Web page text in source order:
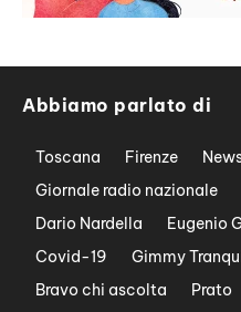
Abbiamo parlato di
Toscana Firenze
Giornale radio nazionale
Dario Nardella
Eugenio
Covid-19
Gimmy
Bravo chi ascolta
Prato